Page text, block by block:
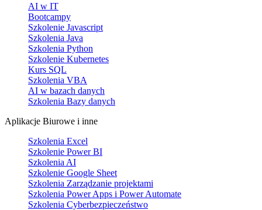
AI w IT
Bootcampy
Szkolenie Javascript
Szkolenia Java
Szkolenia Python
Szkolenie Kubernetes
Kurs SQL
Szkolenia VBA
AI w bazach danych
Szkolenia Bazy danych
Aplikacje Biurowe i inne
Szkolenia Excel
Szkolenie Power BI
Szkolenia AI
Szkolenie Google Sheet
Szkolenia Zarządzanie projektami
Szkolenia Power Apps i Power Automate
Szkolenia Cyberbezpieczeństwo